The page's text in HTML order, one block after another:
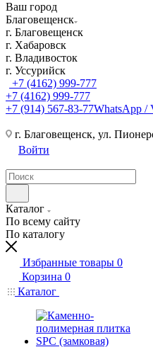
Ваш город
Благовещенск
г. Благовещенск
г. Хабаровск
г. Владивосток
г. Уссурийск
+7 (4162) 999-777
+7 (4162) 999-777
+7 (914) 567-83-77WhatsApp /
г. Благовещенск, ул.
Войти
Каталог
По всему сайту
По каталогу
Избранные товары 0
Корзина 0
Каталог